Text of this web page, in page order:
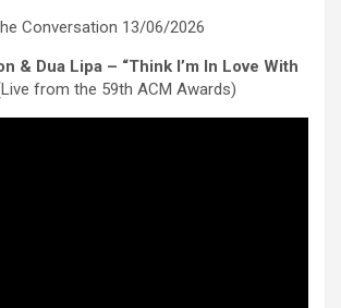
Conversation 13/06/2026
& Dua Lipa – “Think I’m In Love With
from the 59th ACM Awards)